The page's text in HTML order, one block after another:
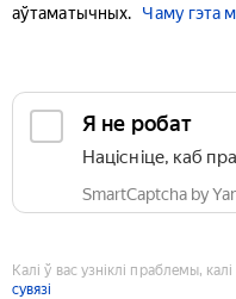
аўтаматычных.
Чаму гэта
Я не робат
Націсніце, каб
SmartCaptcha by
Калі ў вас узніклі праблемы,
сувязі